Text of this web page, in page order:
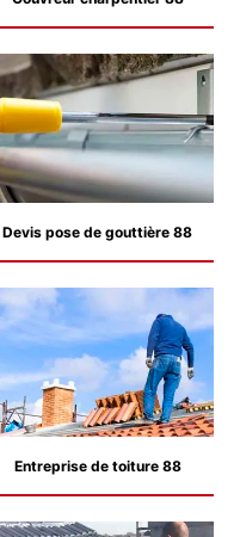
Devis pose de gouttière 88
Entreprise de toiture 88